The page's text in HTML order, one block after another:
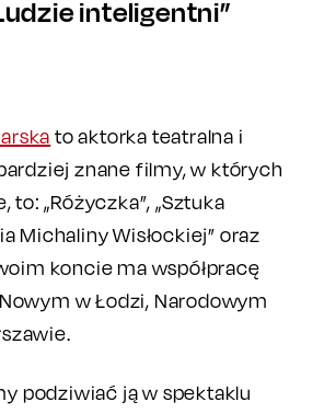
inteligentni”
to aktorka teatralna i
znane filmy, w których
to: „Różyczka”, „Sztuka
Michaliny Wisłockiej” oraz
koncie ma współpracę
w Łodzi, Narodowym
podziwiać ją w spektaklu